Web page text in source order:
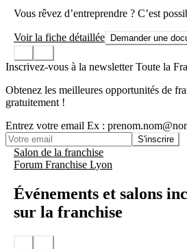
Vous rêvez d’entreprendre ? C’est
Voir la fiche détaillée Demander une
Inscrivez-vous à la newsletter Toute la
Obtenez les meilleures opportunités de
gratuitement !
Entrez votre email Ex :
S'inscrire
Salon de la franchise
Forum Franchise Lyon
Événements et salons
sur la franchise